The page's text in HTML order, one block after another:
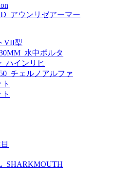
アウンリゼアーマー
VII型
水中ポルタ
ハインリヒ
チェルノアルファ